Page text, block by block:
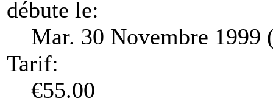
débute le:
Mar. 30 Novembre 1999
Tarif:
€55.00